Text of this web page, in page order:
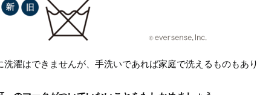
濯はできませんが、手洗いであれば家庭で洗えるものもあり